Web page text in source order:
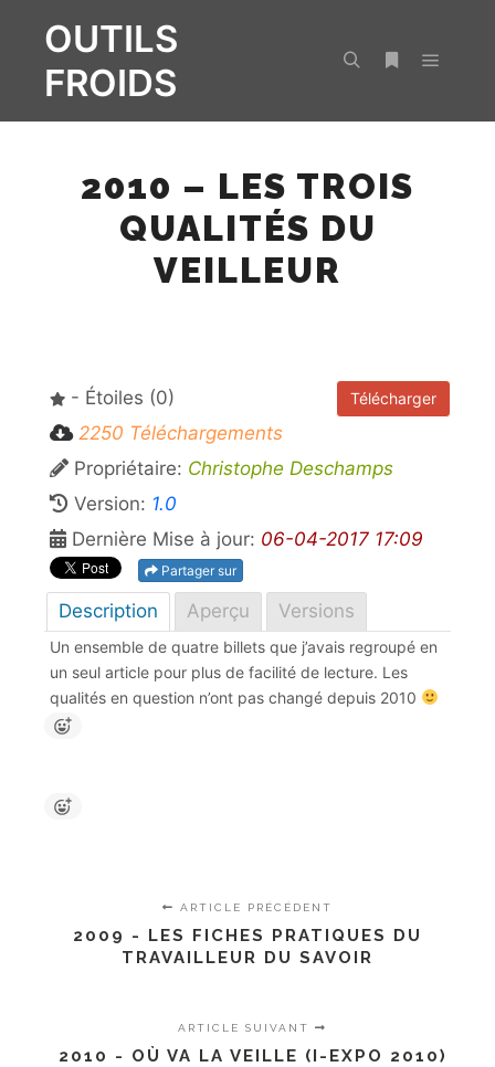
OUTILS
FROIDS
2010 – LES TROIS
QUALITÉS DU
VEILLEUR
Télécharger
- Étoiles (0)
2250 Téléchargements
Propriétaire: Christophe Deschamps
Version: 1.0
Dernière Mise à jour: 06-04-2017 17:09
Partager sur
Description Aperçu Versions
Un ensemble de quatre billets que j’avais regroupé en
un seul article pour plus de facilité de lecture. Les
qualités en question n’ont pas changé depuis 2010
ARTICLE PRÉCÉDENT
2009 - LES FICHES PRATIQUES DU
TRAVAILLEUR DU SAVOIR
ARTICLE SUIVANT
2010 - OÙ VA LA VEILLE (I-EXPO 2010)